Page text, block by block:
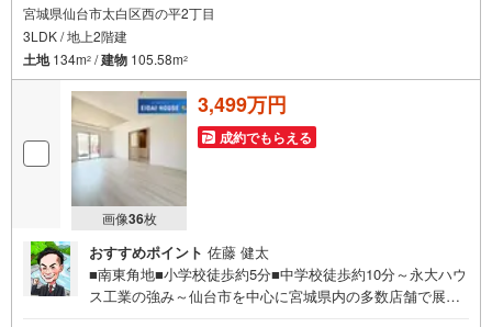
宮城県仙台市太白区西の平2丁目
3LDK / 地上2階建
土地134m2 /建物 105.58m2
画像36枚
3,499万円
成約でもらえる
おすすめポイント 佐藤 健太
■南東角地■小学校徒歩約5分■中学校徒歩約10分～永大ハウ
ス工業の強み～仙台市を中心に宮城県内の多数店舗で展開